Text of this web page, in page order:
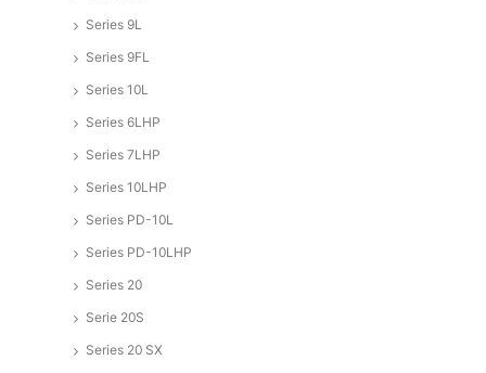
Series 9L
Series 9FL
Series 10L
Series 6LHP
Series 7LHP
Series 10LHP
Series PD-10L
Series PD-10LHP
Series 20
Serie 20S
Series 20 SX